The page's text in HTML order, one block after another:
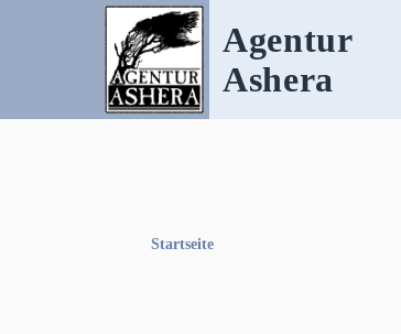
Direkt zum Inhalt
Agentur
Ashera
Startseite